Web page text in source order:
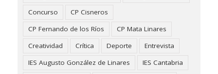
Concurso
CP Cisneros
CP Fernando de los Ríos
CP Mata Linares
Creatividad
Crítica Deporte
Entrevista
IES Augusto González de Linares
IES Cantabria